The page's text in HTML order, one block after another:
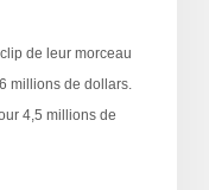
de leur morceau
millions de dollars.
4,5 millions de